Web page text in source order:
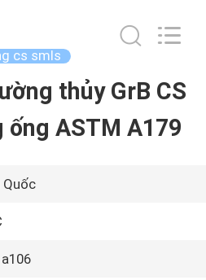
cs smls
thủy GrB CS
ống ASTM A179
Quốc